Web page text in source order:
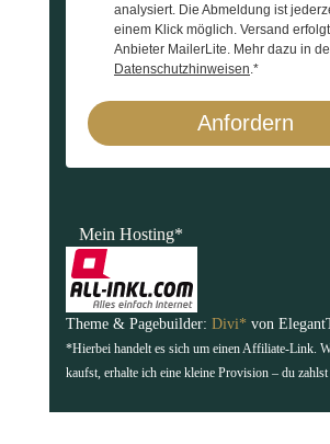
analysiert. Die Abmeldung ist
einem Klick möglich. Versand
Anbieter MailerLite. Mehr dazu in
Datenschutzhinweisen.*
Anfordern
Mein Hosting*
Theme & Pagebuilder: Divi* von
*Hierbei handelt es sich um einen Affiliate-Link.
kaufst, erhalte ich eine kleine Provision – du